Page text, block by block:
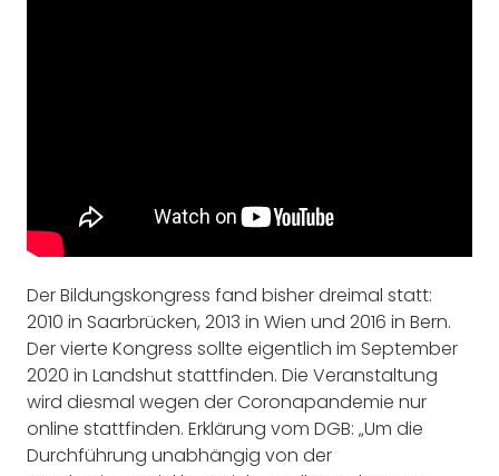
Der Bildungskongress fand bisher dreimal statt:
2010 in Saarbrücken, 2013 in Wien und 2016 in Bern.
Der vierte Kongress sollte eigentlich im September
2020 in Landshut stattfinden. Die Veranstaltung
wird diesmal wegen der Coronapandemie nur
online stattfinden. Erklärung vom DGB: „Um die
Durchführung unabhängig von der